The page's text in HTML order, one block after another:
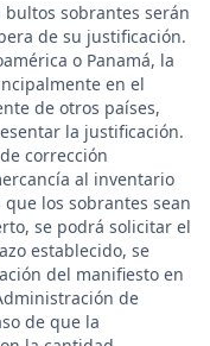
sobrantes serán
de su justificación.
o Panamá, la
en el
de otros países,
la justificación.
corrección
al inventario
los sobrantes sean
se podrá solicitar el
establecido, se
del manifiesto en
de
de que la